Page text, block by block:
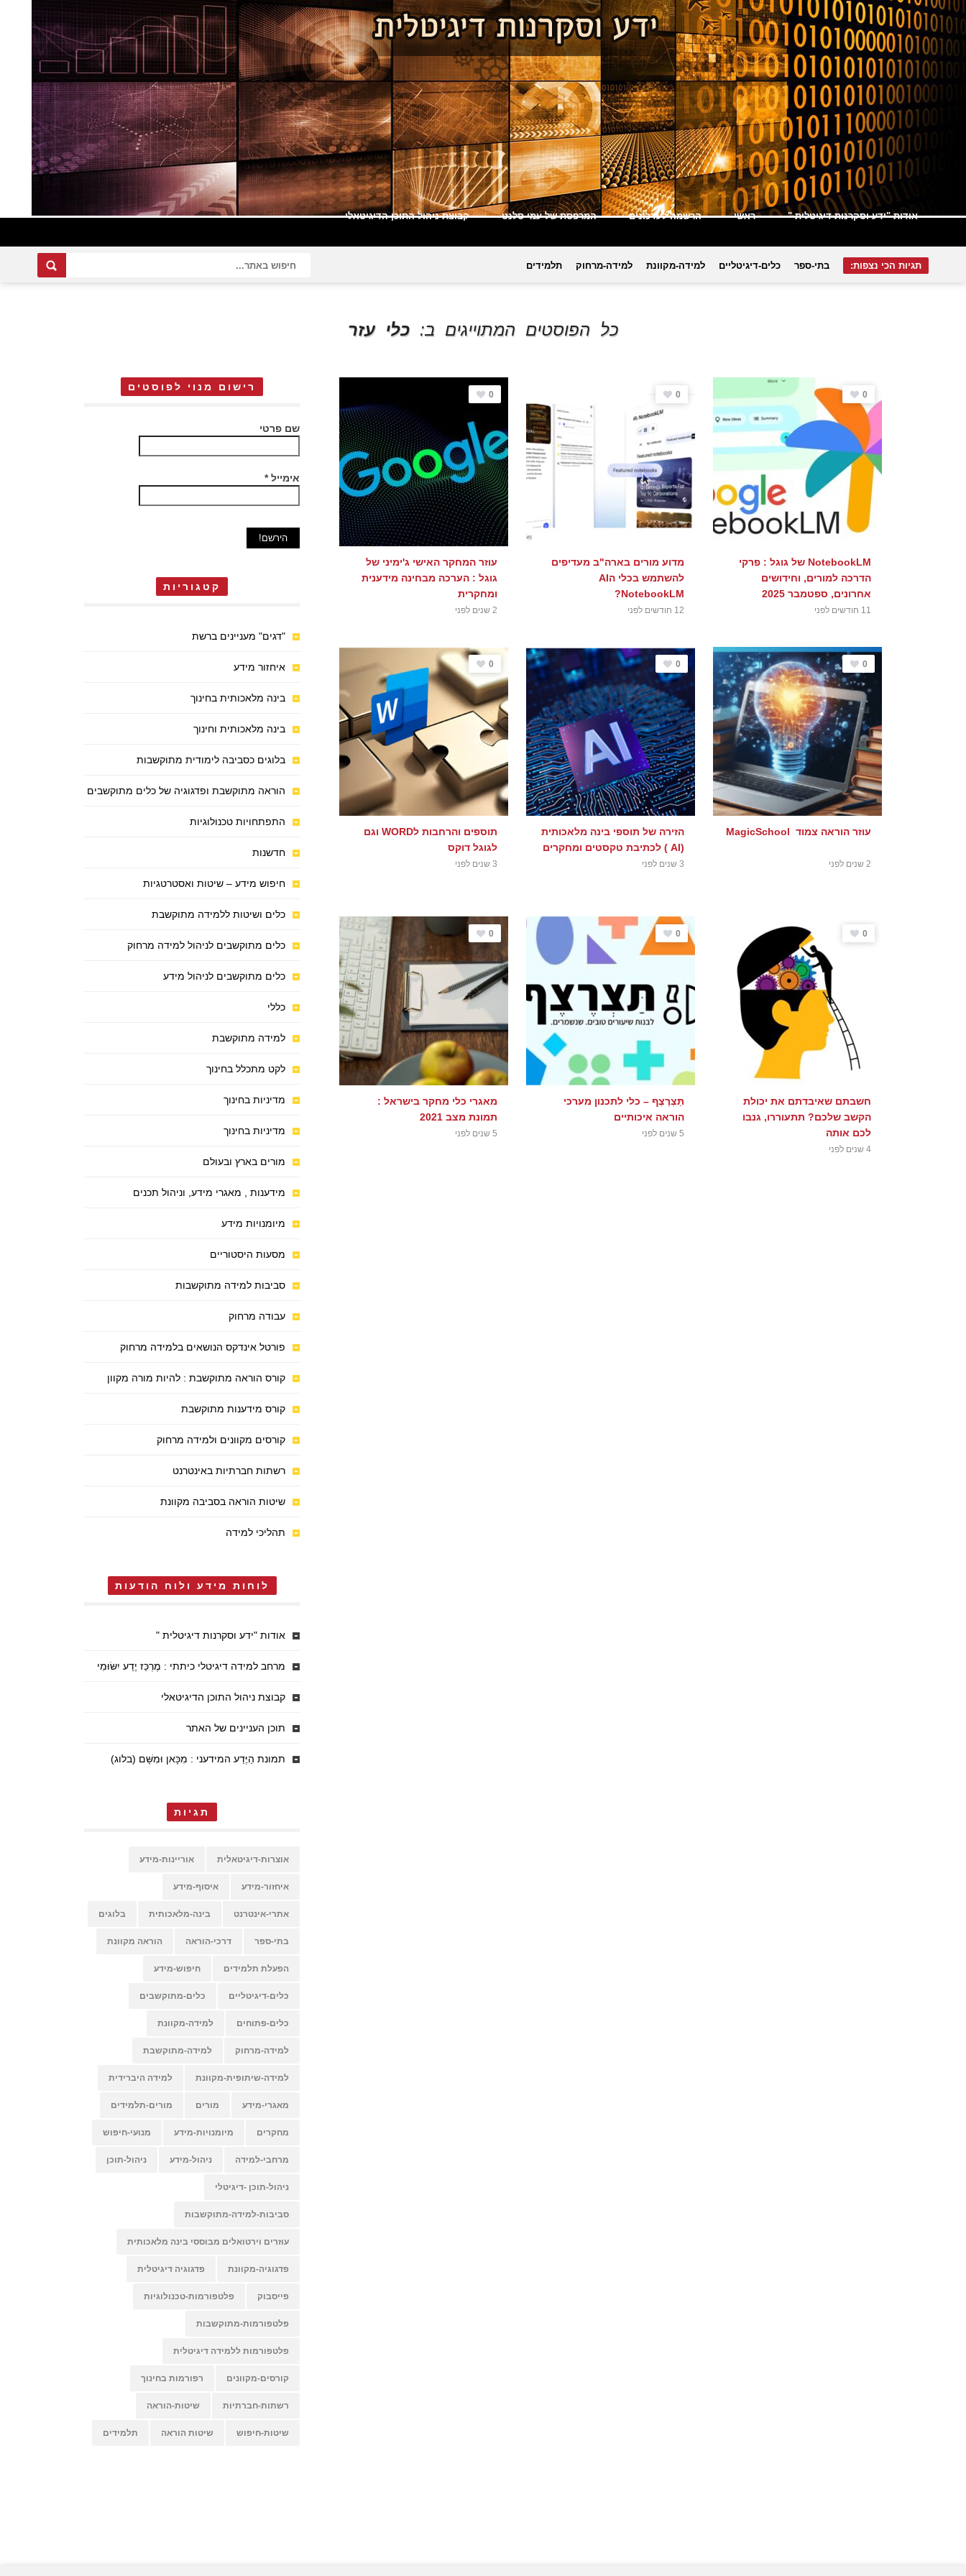
אודות "ידע וסקרנות דיגיטלית " ראשי הרשמה לעדכונים המרפסת של עמי סלנט קבוצת ניהול התוכן הדיגיטאלי
תגיות הכי נצפות: בתי-ספר כלים-דיגיטליים למידה-מקוונת למידה-מרחוק תלמידים
כל הפוסטים המתוייגים ב:כלי עזר
0
NotebookLM של גוגל : פרקי
הדרכה למורים, וחידושים
אחרונים, ספטמבר 2025
11 חודשים לפני
0
מדוע מורים בארה"ב מעדיפים
להשתמש בכלי הAI
NotebookLM?
12 חודשים לפני
0
עוזר המחקר האישי ג'ימיני של
גוגל : הערכה מבחינה מידענית
ומחקרית
2 שנים לפני
0
עוזר הוראה צמוד MagicSchool
2 שנים לפני
0
הזירה של תוספי בינה מלאכותית
(AI ) לכתיבת טקסטים ומחקרים
3 שנים לפני
0
תוספים והרחבות לWORD וגם
לגוגל דוקס
3 שנים לפני
0
חשבתם שאיבדתם את יכולת
הקשב שלכם? תתעוררו, גנבו
לכם אותה
4 שנים לפני
0
תַּצְרֶצֶף – כלי לתכנון מערכי
הוראה איכותיים
5 שנים לפני
0
מאגרי כלי מחקר בישראל :
תמונת מצב 2021
5 שנים לפני
רישום מנוי לפוסטים
שם פרטי
אימייל*
קטגוריות
"דגים" מעניינים ברשת
איחזור מידע
בינה מלאכותית בחינוך
בינה מלאכותית וחינוך
בלוגים כסביבה לימודית מתוקשבות
הוראה מתוקשבת ופדגוגיה של כלים מתוקשבים
התפתחויות טכנולוגיות
חדשנות
חיפוש מידע – שיטות ואסטרטגיות
כלים ושיטות ללמידה מתוקשבת
כלים מתוקשבים לניהול למידה מרחוק
כלים מתוקשבים לניהול מידע
כללי
למידה מתוקשבת
לקט מתכלל בחינוך
מדיניות בחינוך
מדיניות בחינוך
מורים בארץ ובעולם
מידענות , מאגרי מידע, וניהול תכנים
מיומנויות מידע
מסעות היסטוריים
סביבות למידה מתוקשבות
עבודה מרחוק
פורטל אינדקס הנושאים בלמידה מרחוק
קורס הוראה מתוקשבת : להיות מורה מקוון
קורס מידענות מתוקשבת
קורסים מקוונים ולמידה מרחוק
רשתות חברתיות באינטרנט
שיטות הוראה בסביבה מקוונת
תהליכי למידה
לוחות מידע ולוח הודעות
אודות "ידע וסקרנות דיגיטלית "
מרחב למידה דיגיטלי כיתתי : מֶרְכַּז יֶדַע יִשּׂוּמִי
קבוצת ניהול התוכן הדיגיטאלי
תוכן העניינים של האתר
תמונת הַיֶּדַע המידעני : מִכָּאן וּמִשָּׁם (בלוג)
תגיות
אוצרות-דיגיטאלית אוריינות-מידע
איחזור-מידע איסוף-מידע
אתרי-אינטרנט בינה-מלאכותית בלוגים
בתי-ספר דרכי-הוראה הוראה מקוונת
הפעלת תלמידים חיפוש-מידע
כלים-דיגיטליים כלים-מתוקשבים
כלים-פתוחים למידה-מקוונת
למידה-מרחוק למידה-מתוקשבת
למידה-שיתופית-מקוונת למידה היברידית
מאגרי-מידע מורים מורים-תלמידים
מחקרים מיומנויות-מידע מנועי-חיפוש
מרחבי-למידה ניהול-מידע ניהול-תוכן
ניהול-תוכן -דיגיטלי
סביבות-למידה-מתוקשבות
עוזרים וירטואלים מבוססי בינה מלאכותית
פדגוגיה-מקוונת פדגוגיה דיגיטלית
פייסבוק פלטפורמות-טכנולוגיות
פלטפורמות-מתוקשבות
פלטפורמות ללמידה דיגיטלית
קורסים-מקוונים רפורמות בחינוך
רשתות-חברתיות שיטות-הוראה
שיטות-חיפוש שיטות הוראה תלמידים